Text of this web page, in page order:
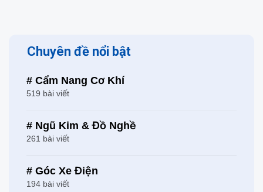
Chuyên đề nổi bật
# Cẩm Nang Cơ Khí
519 bài viết
# Ngũ Kim & Đồ Nghề
261 bài viết
# Góc Xe Điện
194 bài viết